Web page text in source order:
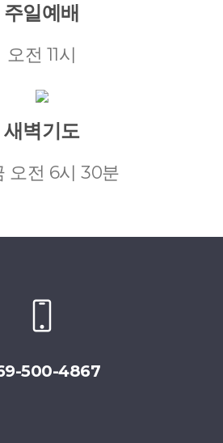
주일예배
오전 11시
새벽기도
오전 6시 30분
500-4867